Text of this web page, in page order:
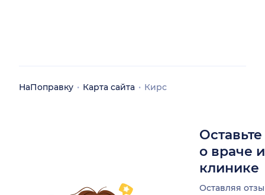
НаПоправку Карта сайта Кирс
о враче
клинике
Оставляя